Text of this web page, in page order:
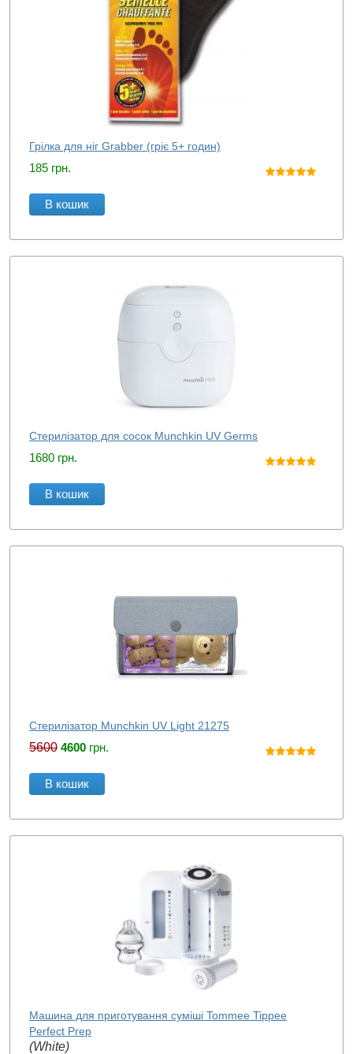
Грілка для ніг Grabber (гріє 5+ годин)
185 грн.
В кошик
Стерилізатор для сосок Munchkin UV Germs
1680 грн.
В кошик
Стерилізатор Munchkin UV Light 21275
5600 4600 грн.
В кошик
Машина для приготування суміші Tommee Tippee
Perfect Prep
(White)